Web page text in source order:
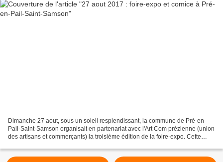
Dimanche 27 aout, sous un soleil resplendissant, la commune de Pré-en-
Pail-Saint-Samson organisait en partenariat avec l'Art Com prézienne (union
des artisans et commerçants) la troisième édition de la foire-expo. Cette